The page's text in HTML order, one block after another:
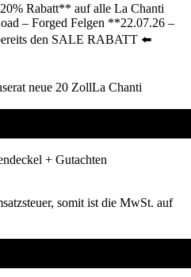
Rabatt** auf alle La Chanti
– Forged Felgen **22.07.26 –
den SALE RABATT ⬅️
neue 20 ZollLa Chanti
+ Gutachten
somit ist die MwSt. auf